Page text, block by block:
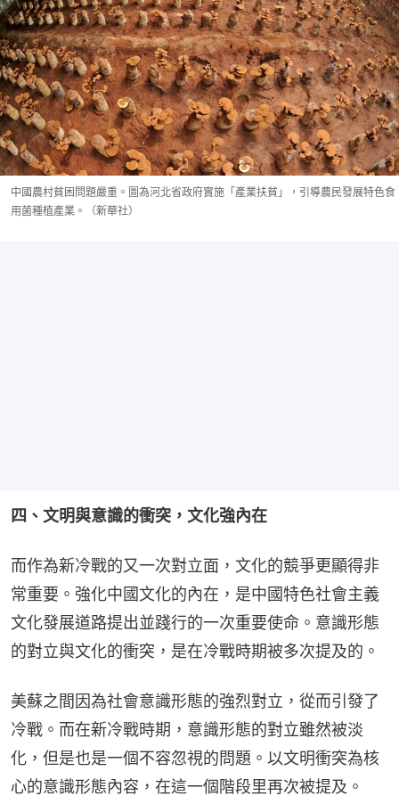
中國農村貧困問題嚴重。圖為河北省政府實施「產業扶貧」，引導農民發展特色食
用菌種植產業。（新華社）
四、文明與意識的衝突，文化強內在
而作為新冷戰的又一次對立面，文化的競爭更顯得非
常重要。強化中國文化的內在，是中國特色社會主義
文化發展道路提出並踐行的一次重要使命。意識形態
的對立與文化的衝突，是在冷戰時期被多次提及的。
美蘇之間因為社會意識形態的強烈對立，從而引發了
冷戰。而在新冷戰時期，意識形態的對立雖然被淡
化，但是也是一個不容忽視的問題。以文明衝突為核
心的意識形態內容，在這一個階段里再次被提及。